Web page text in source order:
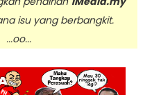
isu yang berbangkit.